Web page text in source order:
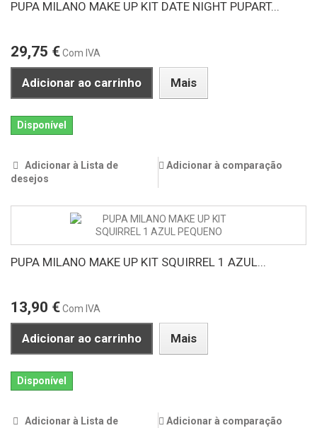
PUPA MILANO MAKE UP KIT DATE NIGHT PUPART...
29,75 €Com IVA
Adicionar ao carrinho Mais
Disponível
Adicionar à Lista de
desejos
Adicionar à comparação
PUPA MILANO MAKE UP KIT SQUIRREL 1 AZUL...
13,90 €Com IVA
Adicionar ao carrinho Mais
Disponível
Adicionar à Lista de
Adicionar à comparação